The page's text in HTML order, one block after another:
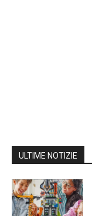
ULTIME NOTIZIE